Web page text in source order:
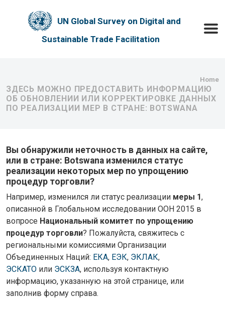
UN Global Survey on Digital and
Sustainable Trade Facilitation
Home
ЗДЕСЬ МОЖНО ПРЕДОСТАВИТЬ ИНФОРМАЦИЮ
ОБ ОБНОВЛЕНИИ ИЛИ КОРРЕКТИРОВКЕ ДАННЫХ
ПО РЕАЛИЗАЦИИ МЕР В СТРАНЕ: BOTSWANA
Вы обнаружили неточность в данных на сайте,
или в стране: Botswana изменился статус
реализации некоторых мер по упрощению
процедур торговли?
Например, изменился ли статус реализации меры 1,
описанной в Глобальном исследовании ООН 2015 в
вопросе Национальный комитет по упрощению
процедур торговли? Пожалуйста, свяжитесь с
региональными комиссиями Организации
Объединенных Наций: ЕКА, ЕЭК, ЭКЛАК,
ЭСКАТО или ЭСКЗА, используя контактную
информацию, указанную на этой странице, или
заполнив форму справа.